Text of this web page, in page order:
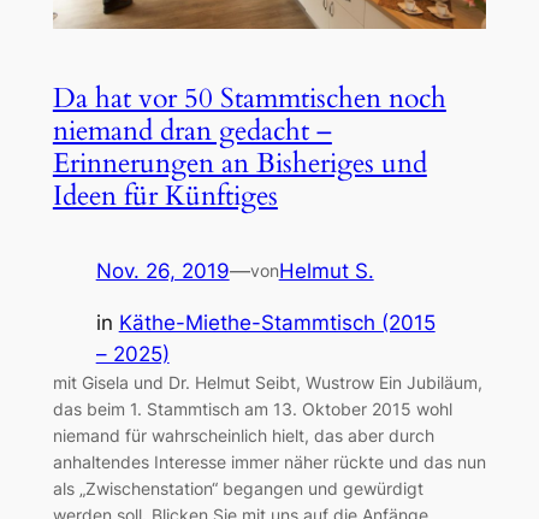
Da hat vor 50 Stammtischen noch
niemand dran gedacht –
Erinnerungen an Bisheriges und
Ideen für Künftiges
Nov. 26, 2019—vonHelmut S.
in Käthe-Miethe-Stammtisch (2015
– 2025)
mit Gisela und Dr. Helmut Seibt, Wustrow Ein Jubiläum,
das beim 1. Stammtisch am 13. Oktober 2015 wohl
niemand für wahrscheinlich hielt, das aber durch
anhaltendes Interesse immer näher rückte und das nun
als „Zwischenstation“ begangen und gewürdigt